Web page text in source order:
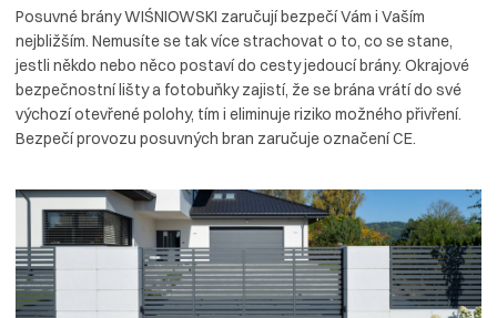
Posuvné brány WIŚNIOWSKI zaručují bezpečí Vám i Vaším
nejbližším. Nemusíte se tak více strachovat o to, co se stane,
jestli někdo nebo něco postaví do cesty jedoucí brány. Okrajové
bezpečnostní lišty a fotobuňky zajistí, že se brána vrátí do své
výchozí otevřené polohy, tím i eliminuje riziko možného přivření.
Bezpečí provozu posuvných bran zaručuje označení CE.